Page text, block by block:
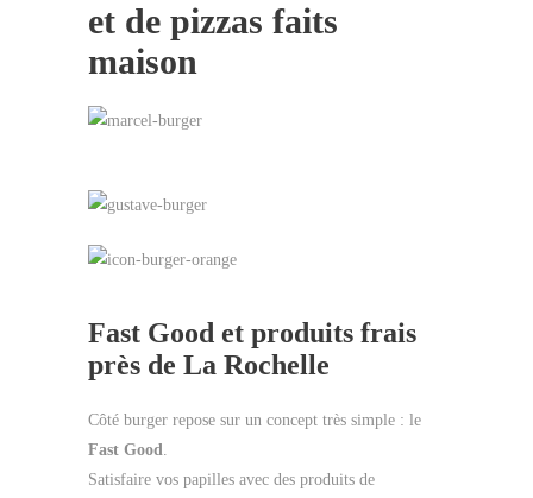
et de pizzas faits
maison
Fast Good et produits frais
près de La Rochelle
Côté burger repose sur un concept très simple : le
Fast Good.
Satisfaire vos papilles avec des produits de